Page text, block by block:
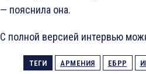
— пояснила она.
С полной версией интервью
ТЕГИ АРМЕНИЯ ЕБРР